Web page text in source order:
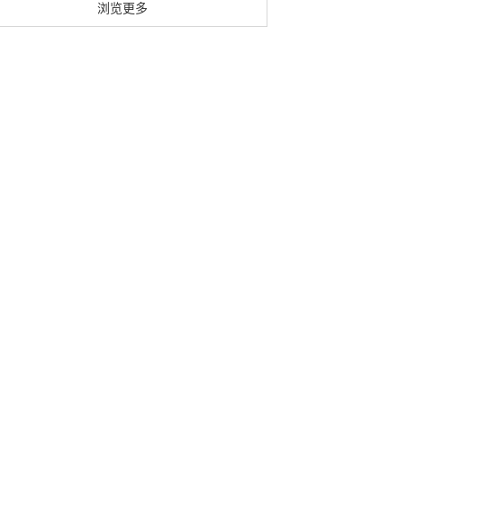
浏览更多